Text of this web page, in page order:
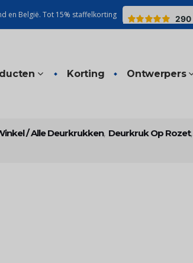
en België. Tot 15% staffelkorting
Korting Ontwerpers
/Alle Deurkrukken, Deurkruk Op Rozet,